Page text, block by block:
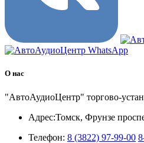
О нас
"АвтоАудиоЦентр" торгово-
Адрес:Томск, Фрунзе
Телефон: 8 (3822) 97-99-00